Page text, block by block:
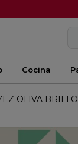
Cocina
OLIVA